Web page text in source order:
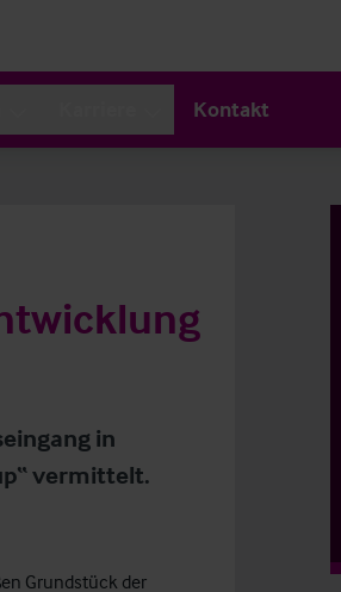
Kontakt
in
vermittelt.
Grundstück der